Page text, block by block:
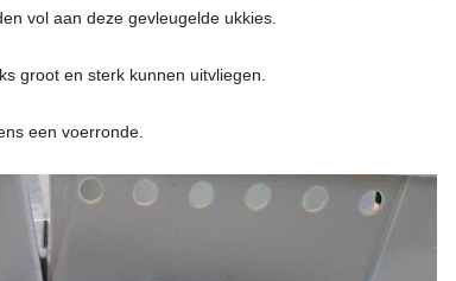
vol aan deze gevleugelde ukkies.
groot en sterk kunnen uitvliegen.
een voerronde.